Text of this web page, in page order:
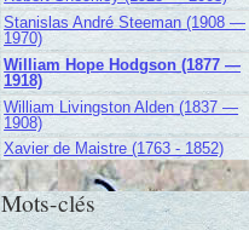
Stanislas André Steeman (1908 —
1970)
William Hope Hodgson (1877 —
1918)
William Livingston Alden (1837 —
1908)
Xavier de Maistre (1763 - 1852)
Mots-clés